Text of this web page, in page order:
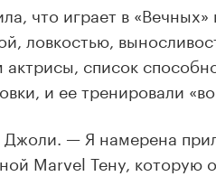
что играет в
ловкостью,
список
и ее тренировали
— Я намерена
Marvel Тену, которую